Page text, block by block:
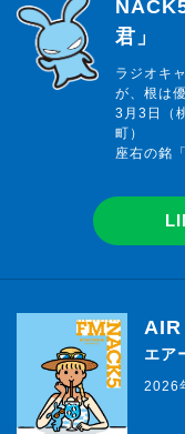
君」
ラジオキ
が、根は
3月3日（
町）
座右の銘
AIR
エア
2026